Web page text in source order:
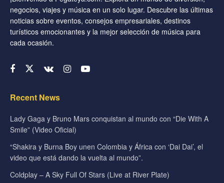
negocios, viajes y música en un solo lugar. Descubre las últimas
noticias sobre eventos, consejos empresariales, destinos
turísticos emocionantes y la mejor selección de música para
cada ocasión.
Recent News
Lady Gaga y Bruno Mars conquistan al mundo con “Die With A
Smile” (Video Oficial)
“Shakira y Burna Boy unen Colombia y África con ‘Dai Dai’, el
video que está dando la vuelta al mundo”.
Coldplay – A Sky Full Of Stars (Live at River Plate)